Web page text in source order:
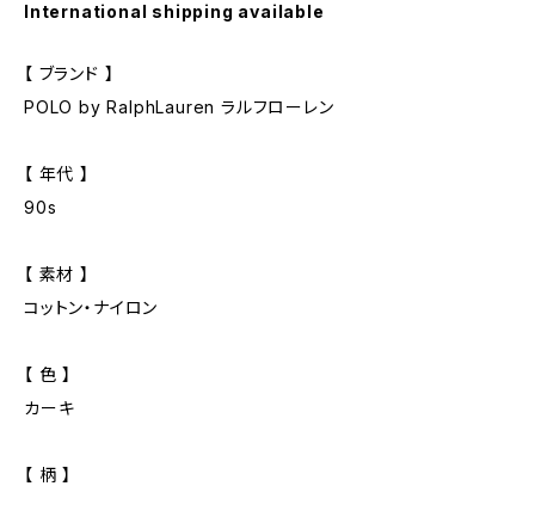
International shipping available
【 ブランド 】
POLO by RalphLauren ラルフローレン
【 年代 】
90s
【 素材 】
コットン・ナイロン
【 色 】
カーキ
【 柄 】